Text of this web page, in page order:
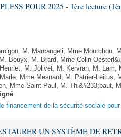
POUR 2025 - 1ère lecture
M. Marcangeli, Mme Moutchou,
Bouyx, M. Brard, Mme Colin-
M. Jolivet, M. Kervran, M. Lam,
Mme Mesnard, M. Patrier-Leitus,
Mme Saint-Paul, M. Thi&#233;baut,
financement de la sécurité sociale pour
UN SYSTÈME DE